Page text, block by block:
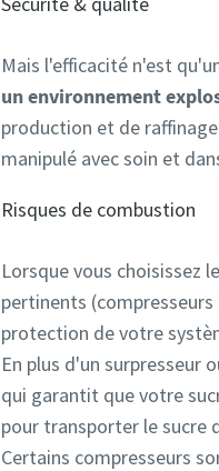
Mais l'efficacité n'est
un environnement
production et de
manipulé avec soin et
Risques de combustion
Lorsque vous choisissez
pertinents
protection de votre
En plus d'un surpresseur
qui garantit que votre
pour transporter le sucre
Certains compresseurs